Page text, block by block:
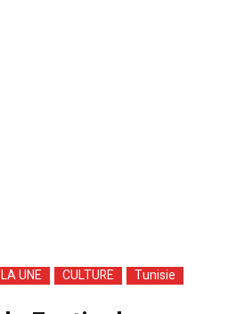
UNE CULTURE Tunisie